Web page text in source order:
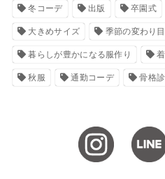
冬コーデ 出版 卒園式
大きめサイズ 季節の変わり目
暮らしが豊かになる服作り
秋服 通勤コーデ 骨格